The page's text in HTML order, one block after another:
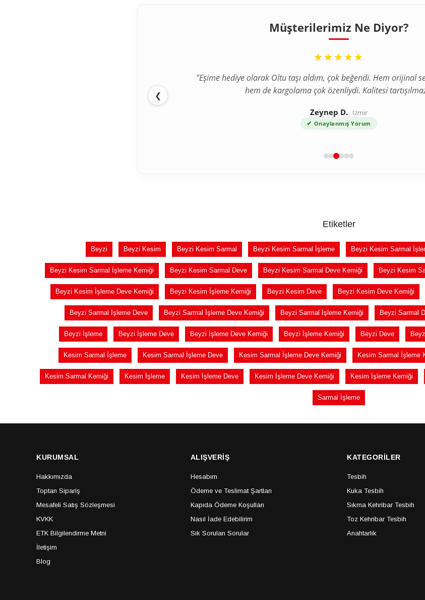
Müşterilerimiz Ne Diyor?
❮
“
★★★★★
"Eşime hediye olarak Oltu taşı aldım, çok beğendi. Hem orijinal
hem de kargolama çok özenliydi. Kalitesi
Zeynep D. İzmir
✔ Onaylanmış Yorum
“
★★★★★
"İlk defa internetten tesbih aldım ve tereddütlerim vardı ama
çok daha kaliteli çıktı. Gümüş püskül detayı
Ahmet T. Bursa
✔ Onaylanmış Yorum
Etiketler
Beyzi Beyzi Kesim Beyzi Kesim Sarmal Beyzi Kesim Sarmal İşleme Beyzi Kesim Sarmal
Beyzi Kesim Sarmal İşleme Kemiği Beyzi Kesim Sarmal Deve Beyzi Kesim Sarmal Deve Kemiği Beyzi Kesim
Beyzi Kesim İşleme Deve Kemiği Beyzi Kesim İşleme Kemiği Beyzi Kesim Deve Beyzi Kesim Deve Kemiği
Beyzi Sarmal İşleme Deve Beyzi Sarmal İşleme Deve Kemiği Beyzi Sarmal İşleme Kemiği Beyzi Sarmal
Beyzi İşleme Beyzi İşleme Deve Beyzi İşleme Deve Kemiği Beyzi İşleme Kemiği Beyzi Deve
Kesim Sarmal İşleme Kesim Sarmal İşleme Deve Kesim Sarmal İşleme Deve Kemiği Kesim Sarmal İşleme
Kesim Sarmal Kemiği Kesim İşleme Kesim İşleme Deve Kesim İşleme Deve Kemiği Kesim İşleme Kemiği
Sarmal İşleme
KURUMSAL
Hakkımızda
Toptan Sipariş
Mesafeli Satış Sözleşmesi
KVKK
ETK Bilgilendirme Metni
İletişim
Blog
ALIŞVERİŞ
Hesabım
Ödeme ve Teslimat Şartları
Kapıda Ödeme Koşulları
Nasıl İade Edebilirim
Sık Sorulan Sorular
KATEGORİLER
Tesbih
Kuka Tesbih
Sıkma Kehribar Tesbih
Toz Kehribar Tesbih
Anahtarlık